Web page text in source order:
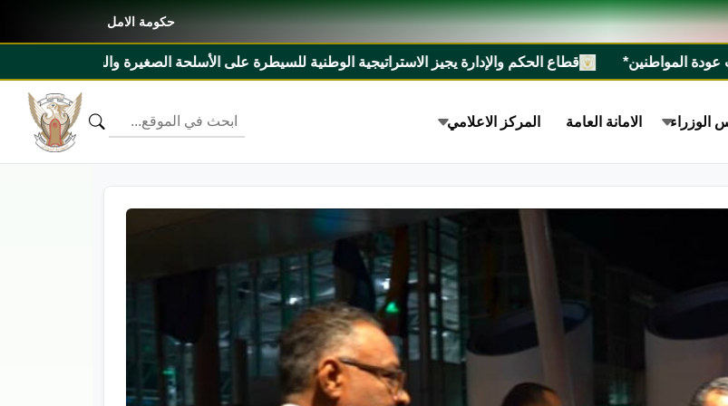
حكومة الامل
قطاع الحكم والإدارة يجيز الاستراتيجية الوطنية للسيطرة على الأسلحة الصغيرة والخفيفة ٢٠٢٧م _ ٢٠٣١م ومذكرة تفاهم بين السودان وليبيريا
الوزراء الامانة العامة المركز الاعلامي